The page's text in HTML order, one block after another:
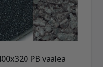
PB vaalea